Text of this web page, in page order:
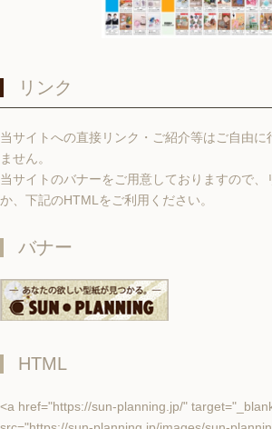
リンク
当サイトへの直接リンク・ご紹介等はご自由に
ません。
当サイトのバナーをご用意しておりますので、
か、下記のHTMLをご利用ください。
バナー
HTML
<a href="https://sun-planning.jp/"